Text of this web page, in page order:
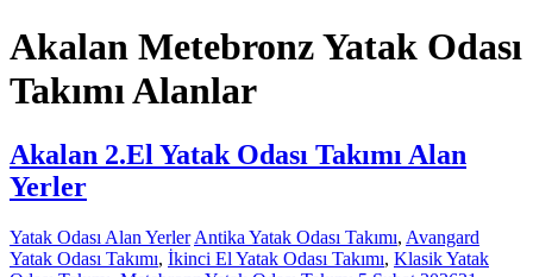
Akalan Metebronz Yatak Odası
Takımı Alanlar
Akalan 2.El Yatak Odası Takımı Alan
Yerler
Yatak Odası Alan Yerler Antika Yatak Odası Takımı, Avangard
Yatak Odası Takımı, İkinci El Yatak Odası Takımı, Klasik Yatak